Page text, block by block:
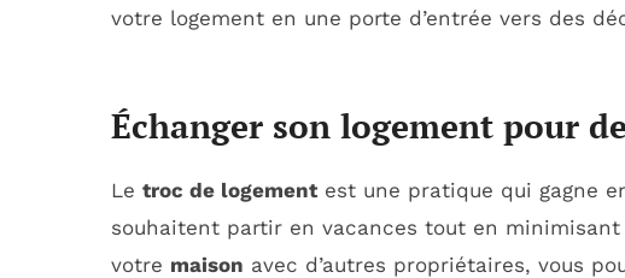
votre logement en une porte d’entrée vers des
Échanger son logement pour
Le troc de logementest une pratique qui gagne
souhaitent partir en vacances tout en
votre maison avec d’autres propriétaires, vous